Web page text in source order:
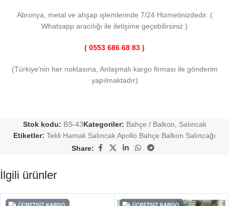
Abronya, metal ve ahşap işlemlerinde 7/24 Hizmetinizdedir. (
Whatsapp aracılığı ile iletişime geçebilirsiniz )
( 0553 686 68 83 )
(Türkiye’nin her noktasına, Anlaşmalı kargo firması ile gönderim
yapılmaktadır)
Stok kodu: BS-43Kategoriler: Bahçe / Balkon
Salıncak
Etiketler: Tekli Hamak Salıncak Apollo Bahçe Balkon Salıncağı
Share:
İlgili ürünler